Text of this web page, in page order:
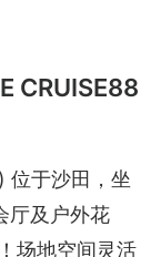
CRUISE88
位于沙田，坐
厅及户外花
场地空间灵活